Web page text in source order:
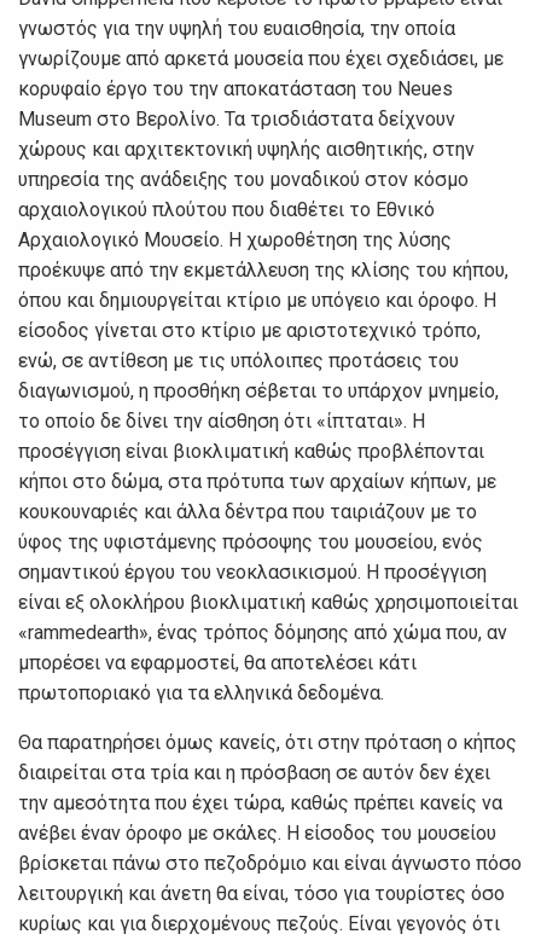
γνωστός για την υψηλή του ευαισθησία, την οποία
γνωρίζουμε από αρκετά μουσεία που έχει σχεδιάσει, με
κορυφαίο έργο του την αποκατάσταση του Neues
Museum στο Βερολίνο. Τα τρισδιάστατα δείχνουν
χώρους και αρχιτεκτονική υψηλής αισθητικής, στην
υπηρεσία της ανάδειξης του μοναδικού στον κόσμο
αρχαιολογικού πλούτου που διαθέτει το Εθνικό
Αρχαιολογικό Μουσείο. Η χωροθέτηση της λύσης
προέκυψε από την εκμετάλλευση της κλίσης του κήπου,
όπου και δημιουργείται κτίριο με υπόγειο και όροφο. Η
είσοδος γίνεται στο κτίριο με αριστοτεχνικό τρόπο,
ενώ, σε αντίθεση με τις υπόλοιπες προτάσεις του
διαγωνισμού, η προσθήκη σέβεται το υπάρχον μνημείο,
το οποίο δε δίνει την αίσθηση ότι «ίπταται». Η
προσέγγιση είναι βιοκλιματική καθώς προβλέπονται
κήποι στο δώμα, στα πρότυπα των αρχαίων κήπων, με
κουκουναριές και άλλα δέντρα που ταιριάζουν με το
ύφος της υφιστάμενης πρόσοψης του μουσείου, ενός
σημαντικού έργου του νεοκλασικισμού. Η προσέγγιση
είναι εξ ολοκλήρου βιοκλιματική καθώς χρησιμοποιείται
«rammedearth», ένας τρόπος δόμησης από χώμα που, αν
μπορέσει να εφαρμοστεί, θα αποτελέσει κάτι
πρωτοποριακό για τα ελληνικά δεδομένα.
Θα παρατηρήσει όμως κανείς, ότι στην πρόταση ο κήπος
διαιρείται στα τρία και η πρόσβαση σε αυτόν δεν έχει
την αμεσότητα που έχει τώρα, καθώς πρέπει κανείς να
ανέβει έναν όροφο με σκάλες. Η είσοδος του μουσείου
βρίσκεται πάνω στο πεζοδρόμιο και είναι άγνωστο πόσο
λειτουργική και άνετη θα είναι, τόσο για τουρίστες όσο
κυρίως και για διερχομένους πεζούς. Είναι γεγονός ότι